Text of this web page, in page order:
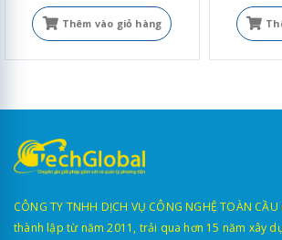
Thêm vào giỏ hàng
CÔNG TY TNHH DỊCH VỤ CÔNG NGHỆ TOÀN
thành lập từ năm 2011, trải qua hơn 15 năm xây